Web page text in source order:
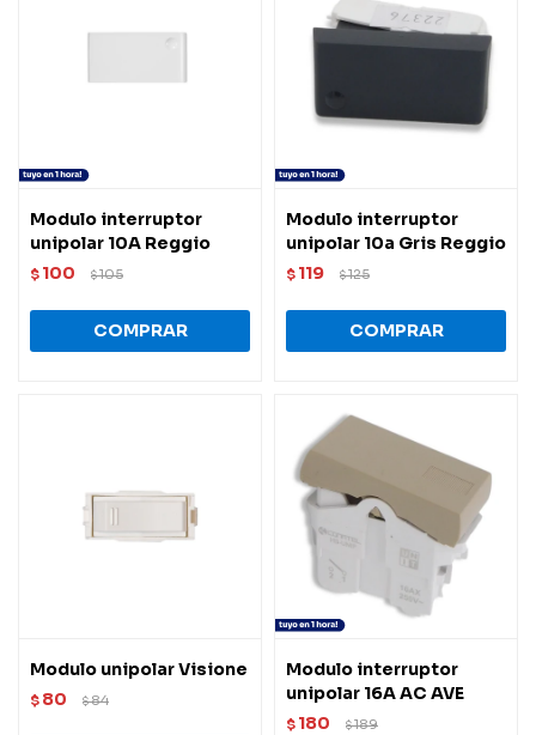
Modulo interruptor
unipolar 10A Reggio
$ 100 $105
Modulo interruptor
unipolar 10a Gris Reggio
$ 119 $125
Modulo unipolar Visione
$ 80 $84
Modulo interruptor
unipolar 16A AC AVE
$ 180 $189